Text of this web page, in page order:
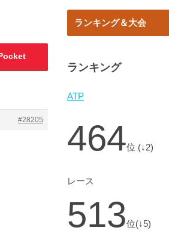
#28205
ランキング＆大会
ランキング
ATP
464位 (↓2)
レース
513位(↓5)